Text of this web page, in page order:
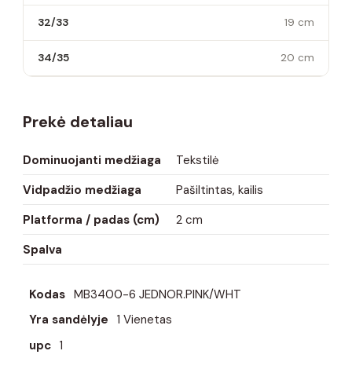
32/33 19 cm
34/35 20 cm
Prekė detaliau
Dominuojanti medžiaga
Tekstilė
Vidpadžio medžiaga
Pašiltintas, kailis
Platforma / padas (cm)
2 cm
Spalva
Kodas MB3400-6 JEDNOR.PINK/WHT
Yra sandėlyje 1 Vienetas
upc 1